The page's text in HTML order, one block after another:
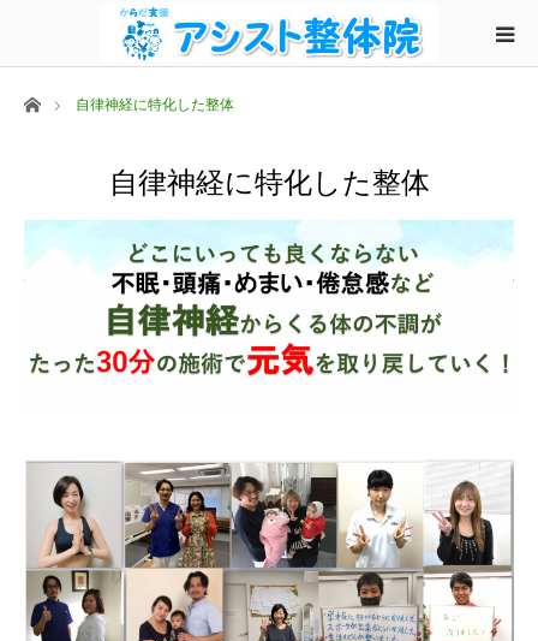
ホーム自律神経に特化した整体
自律神経に特化した整体